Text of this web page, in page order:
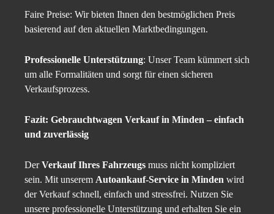
Faire Preise: Wir bieten Ihnen den bestmöglichen Preis
basierend auf den aktuellen Marktbedingungen.
Professionelle Unterstützung: Unser Team kümmert sich
um alle Formalitäten und sorgt für einen sicheren
Verkaufsprozess.
Fazit: Gebrauchtwagen Verkauf in Minden – einfach
und zuverlässig
DerVerkauf Ihres Fahrzeugs muss nicht kompliziert
sein. Mit unserem Autoankauf-Service in Minden wird
der Verkauf schnell, einfach und stressfrei. Nutzen Sie
unsere professionelle Unterstützung und erhalten Sie ein